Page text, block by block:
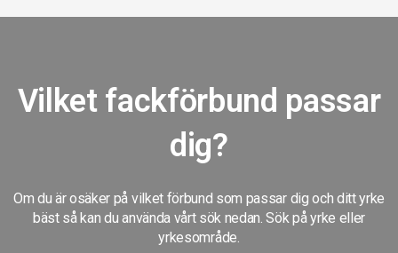
Vilket fackförbund passar
dig?
Om du är osäker på vilket förbund som passar dig och ditt yrke
bäst så kan du använda vårt sök nedan. Sök på yrke eller
yrkesområde.